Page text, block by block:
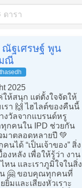
ฐเศรษฐ์ พูน
ณี
2025
ให้สนุก แต่ตั้งใจจัดให้
รา 🙌 ไฮไลต์ของคืนนี้
งวัลจากแบรนด์หรู
ทุกคนใน IPD ช่วยกัน
มาตลอดหลายปี 💚
นได้ “เป็นเจ้าของ” สิ่ง
งหลัง เพื่อให้รู้ว่า งาน
น และเราภูมิใจในสิ่ง
น 🤗 ขอบคุณทุกคนที่
มและเสียงหัวเราะ